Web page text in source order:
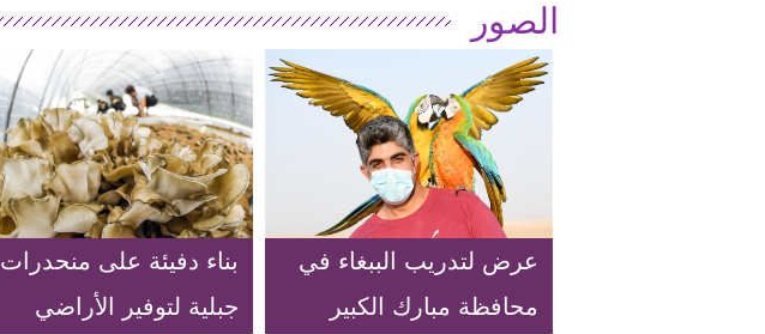
الصور
عرض لتدريب الببغاء في
محافظة مبارك الكبير
بناء دفيئة على منحدرات
جبلية لتوفير الأراضي